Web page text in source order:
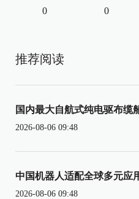
0 0
推荐阅读
国内最大自航式纯电驱布缆
2026-08-06 09:48
中国机器人适配全球多元应
2026-08-06 09:48